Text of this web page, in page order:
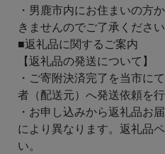
・男鹿市内にお住まいの方
きませんのでご了承ください
■返礼品に関するご案内
【返礼品の発送について】
・ご寄附決済完了を当市に
者（配送元）へ発送依頼を行
・お申し込みから返礼品お
により異なります。返礼品
い。